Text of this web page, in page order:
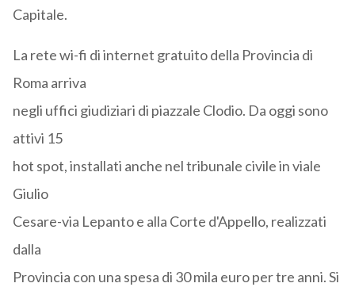
Capitale.
La rete wi-fi di internet gratuito della Provincia di
Roma arriva
negli uffici giudiziari di piazzale Clodio. Da oggi sono
attivi 15
hot spot, installati anche nel tribunale civile in viale
Giulio
Cesare-via Lepanto e alla Corte d'Appello, realizzati
dalla
Provincia con una spesa di 30 mila euro per tre anni. Si